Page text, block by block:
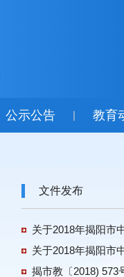
公示公告 | 教育
文件发布
关于2018年揭阳市
关于2018年揭阳市
揭市教〔2018) 573